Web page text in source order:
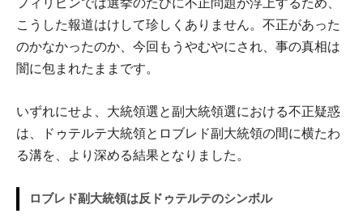
こうした報道はけして珍しくありません。不正があった
のかなかったのか、今回もうやむやにされ、事の真相は
闇に包まれたままです。
いずれにせよ、大統領選と副大統領選における不正疑惑
は、ドゥテルテ大統領とロブレド副大統領の間に横たわ
る溝を、より深める結果となりました。
ロブレド副大統領は反ドゥテルテのシンボル